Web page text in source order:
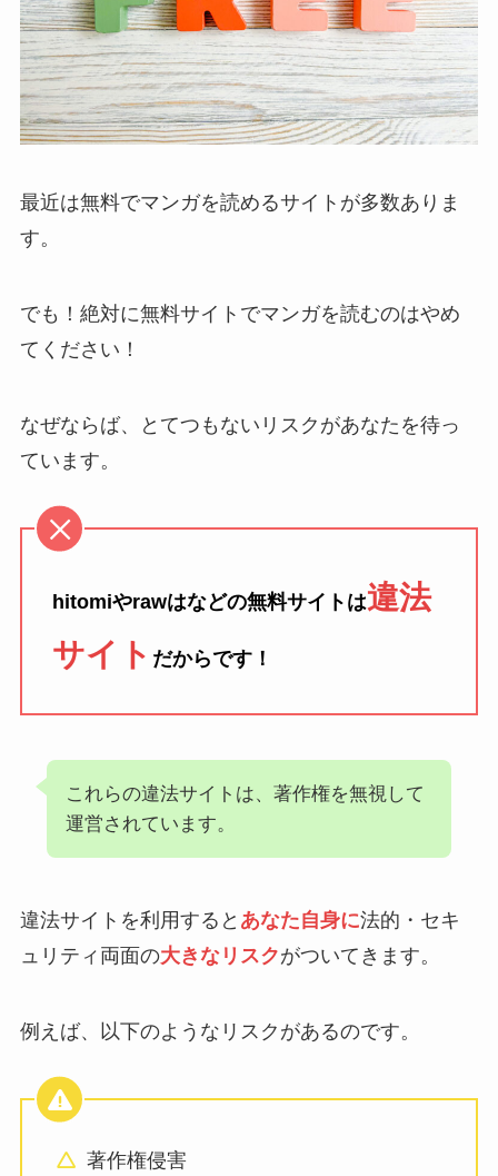
最近は無料でマンガを読めるサイトが多数ありま
す。
でも！絶対に無料サイトでマンガを読むのはやめ
てください！
なぜならば、とてつもないリスクがあなたを待っ
ています。
hitomiやrawはなどの無料サイトは違法
サイト だからです！
これらの違法サイトは、著作権を無視して
運営されています。
違法サイトを利用すると あなた自身に法的・セキ
ュリティ両面の大きなリスクがついてきます。
例えば、以下のようなリスクがあるのです。
著作権侵害